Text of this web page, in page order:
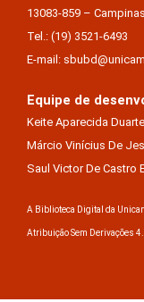
13083-859 –
Tel.: (19) 3521-6493
E-mail:
Equipe de
Keite Aparecida Duarte
Márcio Vinícius De
Saul Victor De Castro
A Biblioteca Digital da
Atribuição Sem Derivações